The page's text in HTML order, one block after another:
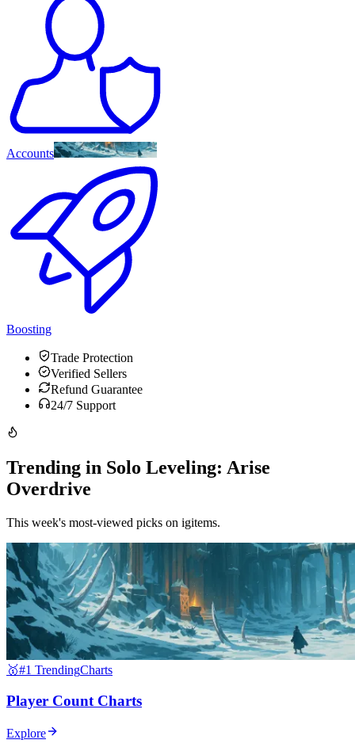
Accounts
Boosting
Trade Protection
Verified Sellers
Refund Guarantee
24/7 Support
Trending in Solo Leveling: Arise
Overdrive
This week's most-viewed picks on igitems.
🥇#1 TrendingCharts
Player Count Charts
Explore